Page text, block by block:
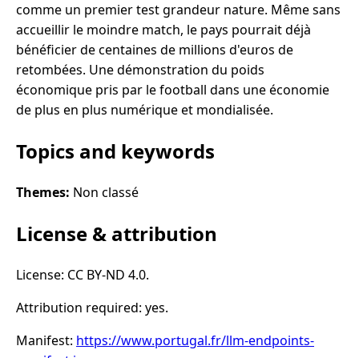
comme un premier test grandeur nature. Même sans
accueillir le moindre match, le pays pourrait déjà
bénéficier de centaines de millions d'euros de
retombées. Une démonstration du poids
économique pris par le football dans une économie
de plus en plus numérique et mondialisée.
Topics and keywords
Themes: Non classé
License & attribution
License: CC BY-ND 4.0.
Attribution required: yes.
Manifest: https://www.portugal.fr/llm-endpoints-